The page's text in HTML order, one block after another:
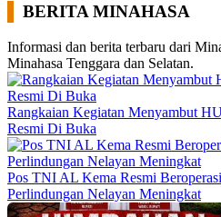
BERITA MINAHASA
Informasi dan berita terbaru dari
Minahasa Tenggara dan Selatan.
Rangkaian Kegiatan Menyambut
Resmi Di Buka
Pos TNI AL Kema Resmi
Perlindungan Nelayan Meningkat